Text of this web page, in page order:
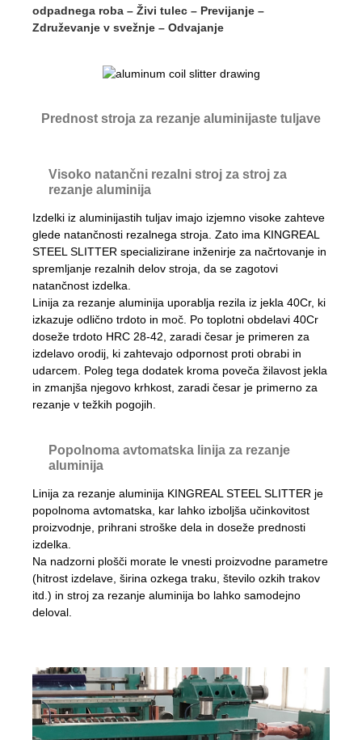
odpadnega roba – Živi tulec – Previjanje –
Združevanje v svežnje – Odvajanje
Prednost stroja za rezanje aluminijaste tuljave
Visoko natančni rezalni stroj za stroj za
rezanje aluminija
Izdelki iz aluminijastih tuljav imajo izjemno visoke zahteve
glede natančnosti rezalnega stroja. Zato ima KINGREAL
STEEL SLITTER specializirane inženirje za načrtovanje in
spremljanje rezalnih delov stroja, da se zagotovi
natančnost izdelka.
Linija za rezanje aluminija uporablja rezila iz jekla 40Cr, ki
izkazuje odlično trdoto in moč. Po toplotni obdelavi 40Cr
doseže trdoto HRC 28-42, zaradi česar je primeren za
izdelavo orodij, ki zahtevajo odpornost proti obrabi in
udarcem. Poleg tega dodatek kroma poveča žilavost jekla
in zmanjša njegovo krhkost, zaradi česar je primerno za
rezanje v težkih pogojih.
Popolnoma avtomatska linija za rezanje
aluminija
Linija za rezanje aluminija KINGREAL STEEL SLITTER je
popolnoma avtomatska, kar lahko izboljša učinkovitost
proizvodnje, prihrani stroške dela in doseže prednosti
izdelka.
Na nadzorni plošči morate le vnesti proizvodne parametre
(hitrost izdelave, širina ozkega traku, število ozkih trakov
itd.) in stroj za rezanje aluminija bo lahko samodejno
deloval.